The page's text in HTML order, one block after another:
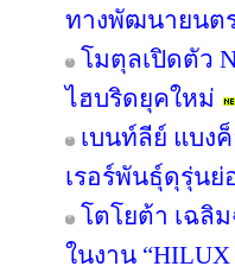
ทางพัฒนายนตร
โมตุลเปิดตัว
ไฮบริดยุคใหม่
เบนท์ลีย์ แบงค็
เรอร์พันธุ์ดุรุ่น
โตโยต้า เฉลิ
ในงาน “HILUX